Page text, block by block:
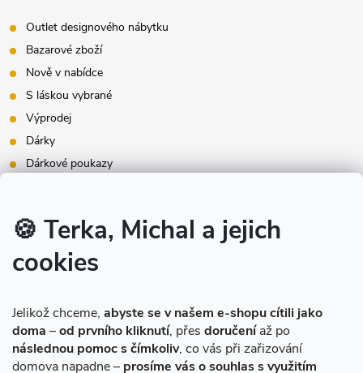
🍪 Terka, Michal a jejich
cookies
Jelikož chceme, abyste se v našem e-shopu cítili jako
doma –od prvního kliknutí, přes doručeníaž po
následnou pomoc s čímkoliv, co vás při zařizování
domova napadne – prosíme vás o souhlas s využitím
Outlet designového nábytku
Bazarové zboží
Nově v nabídce
S láskou vybrané
Výprodej
Dárky
Dárkové poukazy
Instagram